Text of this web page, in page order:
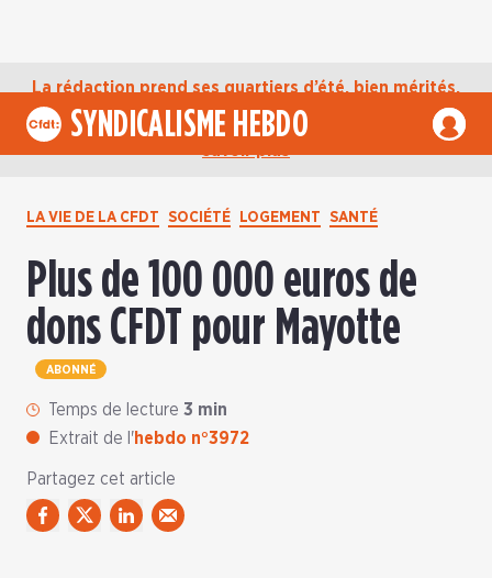
La rédaction prend ses quartiers d’été, bien mérités,
jusqu’au mardi 1er septembre. D’ici là, retrouvez
l’actualité de la CFDT sur notre compte Bluesky. En
SYNDICALISME HEBDO
LA VIE DE LA CFDT SOCIÉTÉ LOGEMENT SANTÉ
Plus de 100 000 euros de
dons CFDT pour Mayotte
ABONNÉ
Temps de lecture 3 min
Extrait de l'hebdo n°3972
Partagez cet article